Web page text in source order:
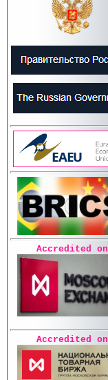
Accredited on
Accredited on